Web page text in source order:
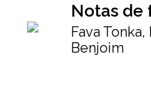
Notas de
Fava
Benjoim